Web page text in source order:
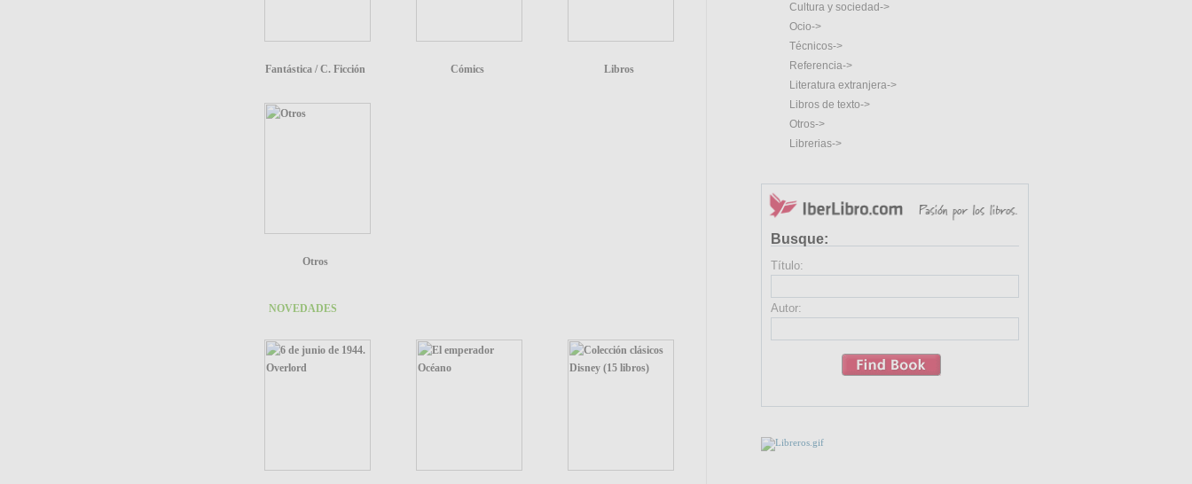
Fantástica / C. Ficción Cómics Libros
Otros
NOVEDADES
Cultura y sociedad->
Ocio->
Técnicos->
Referencia->
Literatura extranjera->
Libros de texto->
Otros->
Librerias->
Busque:
Título:
Autor: